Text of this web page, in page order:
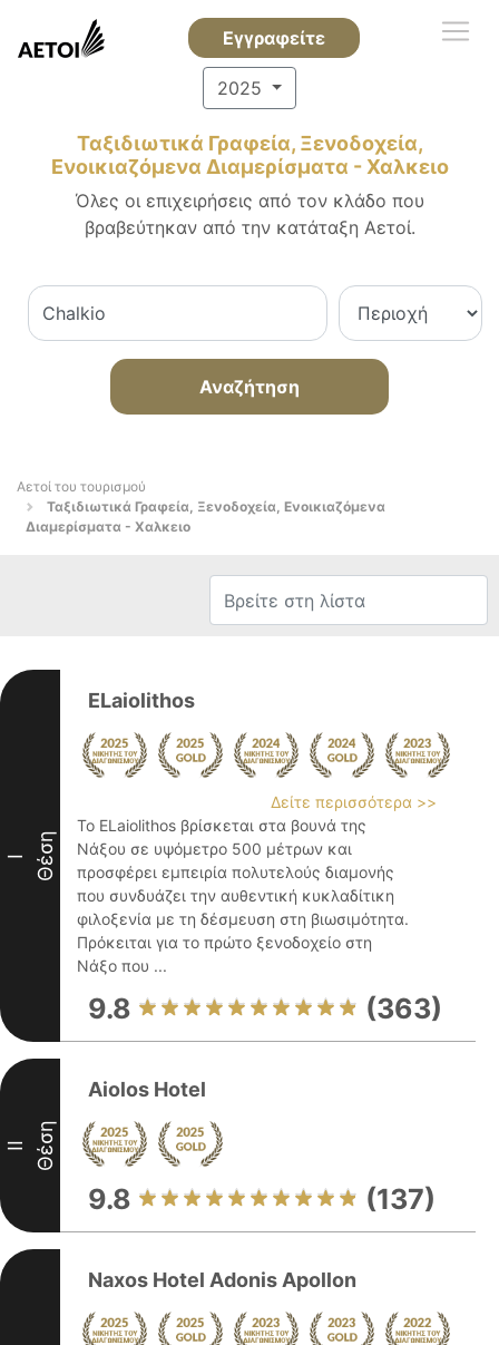
Εγγραφείτε
2025
Ταξιδιωτικά Γραφεία, Ξενοδοχεία,
Ενοικιαζόμενα Διαμερίσματα - Χαλκειο
Όλες οι επιχειρήσεις από τον κλάδο που
βραβεύτηκαν από την κατάταξη Αετοί.
Αναζήτηση
Αετοί του τουρισμού
Ταξιδιωτικά Γραφεία, Ξενοδοχεία, Ενοικιαζόμενα
Διαμερίσματα - Χαλκειο
I Θέση
ELaiolithos
Δείτε περισσότερα >>
Το ELaiolithos βρίσκεται στα βουνά της
Νάξου σε υψόμετρο 500 μέτρων και
προσφέρει εμπειρία πολυτελούς διαμονής
που συνδυάζει την αυθεντική κυκλαδίτικη
φιλοξενία με τη δέσμευση στη βιωσιμότητα.
Πρόκειται για το πρώτο ξενοδοχείο στη
Νάξο που ...
9.8 (363)
II Θέση
Aiolos Hotel
9.8 (137)
Naxos Hotel Adonis Apollon